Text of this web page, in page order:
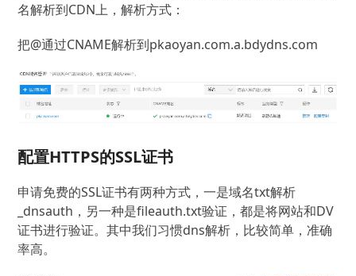
名解析到CDN上，解析方式：
把@通过CNAME解析到pkaoyan.com.a.bdydns.com
配置HTTPS的SSL证书
申请免费的SSL证书有两种方式，一是域名txt解析
_dnsauth，另一种是fileauth.txt验证，都是将网站和DV
证书进行验证。其中我们习惯dns解析，比较简单，准确
率高。